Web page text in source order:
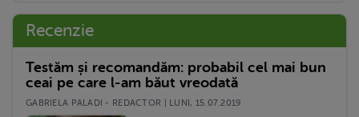
Recenzie
Testăm și recomandăm: probabil cel mai bun
ceai pe care l-am băut vreodată
GABRIELA PALADI - REDACTOR | LUNI, 15.07.2019